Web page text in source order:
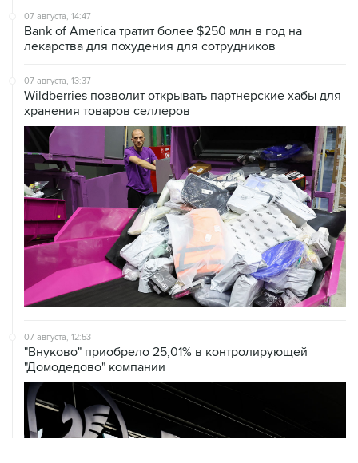
07 августа, 14:47
Bank of America тратит более $250 млн в год на
лекарства для похудения для сотрудников
07 августа, 13:37
Wildberries позволит открывать партнерские хабы для
хранения товаров селлеров
07 августа, 12:53
"Внуково" приобрело 25,01% в контролирующей
"Домодедово" компании